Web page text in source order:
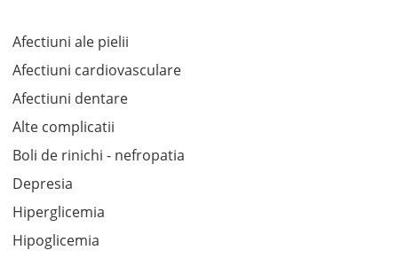
Afectiuni ale pielii
Afectiuni cardiovasculare
Afectiuni dentare
Alte complicatii
Boli de rinichi - nefropatia
Depresia
Hiperglicemia
Hipoglicemia